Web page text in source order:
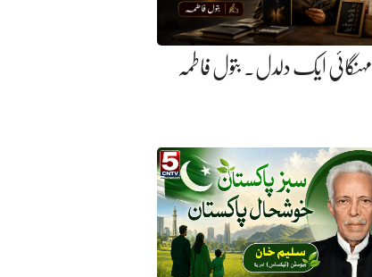
مہنگائی ایک دلدل. بتول فاطمہ